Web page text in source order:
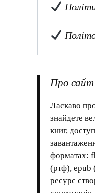
Про сайт
Ласкаво
знайдете
книг,
форматах:
(ртф), epub
ресурс